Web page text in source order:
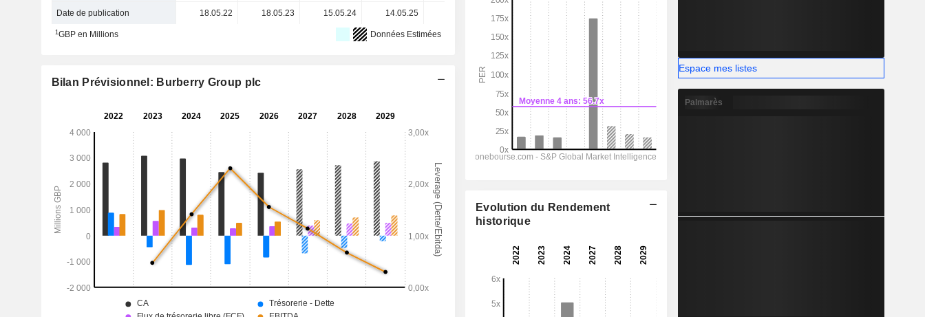
Date de publication 18.05.22 18.05.23 15.05.24 14.05.25 -
1GBP en Millions Données Estimées
Bilan Prévisionnel: Burberry Group plc
Evolution du Rendement
historique
Espace mes listes
Palmarès